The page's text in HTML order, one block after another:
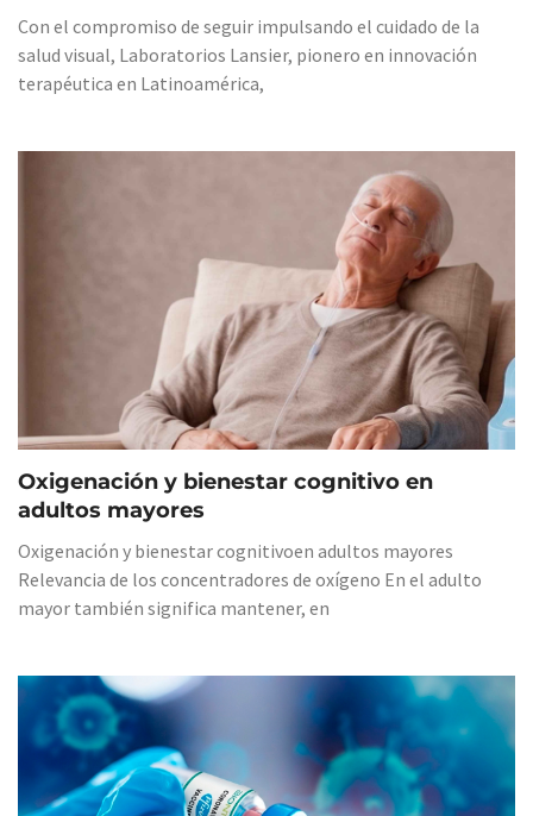
Con el compromiso de seguir impulsando el cuidado de la
salud visual, Laboratorios Lansier, pionero en innovación
terapéutica en Latinoamérica,
Oxigenación y bienestar cognitivo en
adultos mayores
Oxigenación y bienestar cognitivoen adultos mayores
Relevancia de los concentradores de oxígeno En el adulto
mayor también significa mantener, en